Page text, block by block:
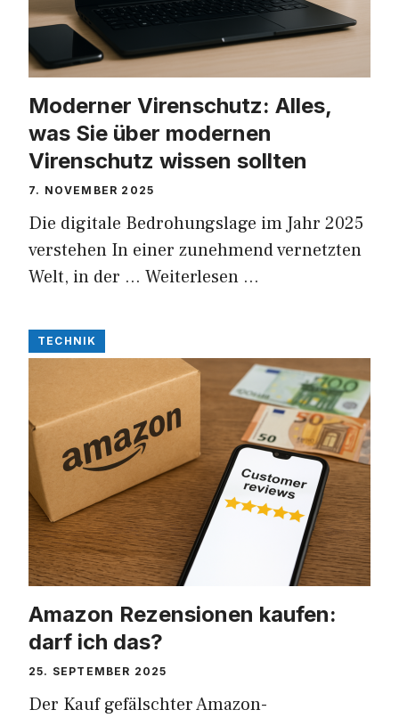
Moderner Virenschutz: Alles,
was Sie über modernen
Virenschutz wissen sollten
7. NOVEMBER 2025
Die digitale Bedrohungslage im Jahr 2025
verstehen In einer zunehmend vernetzten
Welt, in der … Weiterlesen …
TECHNIK
Amazon Rezensionen kaufen:
darf ich das?
25. SEPTEMBER 2025
Der Kauf gefälschter Amazon-